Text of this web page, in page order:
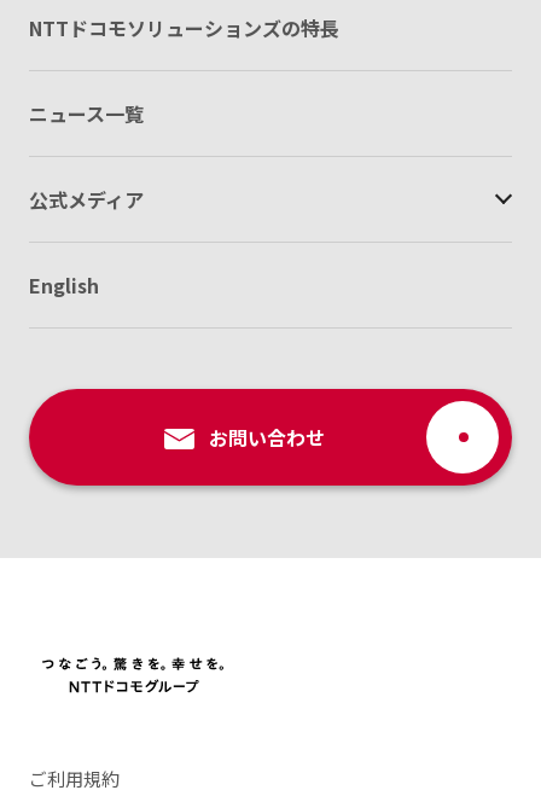
NTTドコモソリューションズの特長
ニュース一覧
公式メディア
English
お問い合わせ
ご利用規約